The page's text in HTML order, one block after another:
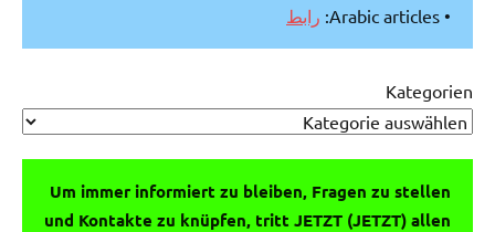
• Arabic articles:
رابط
Kategorien
Um immer informiert zu bleiben, Fragen zu stellen
und Kontakte zu knüpfen, tritt JETZT (JETZT) allen